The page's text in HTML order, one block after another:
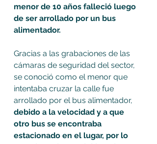
menor de 10 años falleció luego
de ser arrollado por un bus
alimentador.
Gracias a las grabaciones de las
cámaras de seguridad del sector,
se conoció como el menor que
intentaba cruzar la calle fue
arrollado por el bus alimentador,
debido a la velocidad y a que
otro bus se encontraba
estacionado en el lugar, por lo